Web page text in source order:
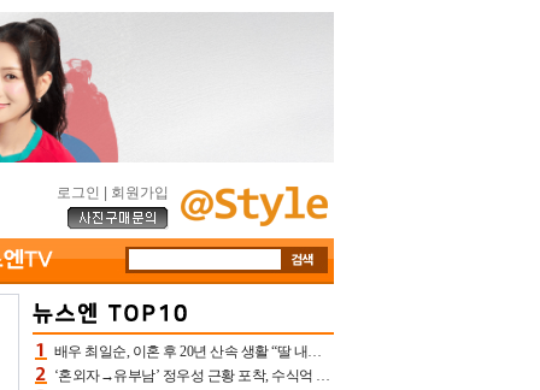
로그인 회원가입
배우 최일순, 이혼 후 20년 산속 생활 “딸 내가 버렸다고 원망‥맘 아파”(특종)[어제TV]
‘혼외자→유부남’ 정우성 근황 포착, 수식억 해킹 피해 후배 만났다 “존경하는”